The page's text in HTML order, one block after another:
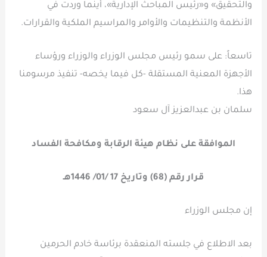
والتحقيق» و«رئيس المباحث الإدارية»، أينما وردت في
الأنظمة والتنظيمات والأوامر والمراسيم الملكية والقرارات.
تاسعاً: على سمو رئيس مجلس الوزراء والوزراء ورؤساء
الأجهزة المعنية المستقلة -كل فيما يخصه- تنفيذ مرسومنا
هذا.
سلمان بن عبدالعزيز آل سعود
الموافقة على نظام هيئة الرقابة ومكافحة الفساد
قرار رقم (68) وتاريخ 17 /01/ 1446هـ
إن مجلس الوزراء
بعد الاطلاع في جلسته المنعقدة برئاسة خادم الحرمين